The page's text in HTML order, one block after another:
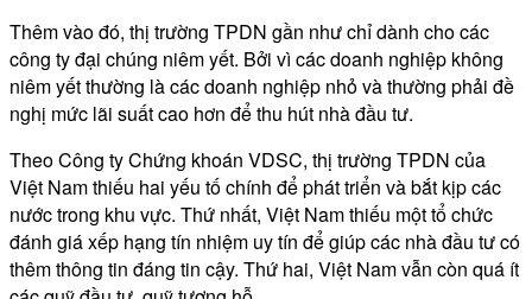
Thêm vào đó, thị trường TPDN gần như chỉ dành cho các
công ty đại chúng niêm yết. Bởi vì các doanh nghiệp không
niêm yết thường là các doanh nghiệp nhỏ và thường phải đề
nghị mức lãi suất cao hơn để thu hút nhà đầu tư.
Theo Công ty Chứng khoán VDSC, thị trường TPDN của
Việt Nam thiếu hai yếu tố chính để phát triển và bắt kịp các
nước trong khu vực. Thứ nhất, Việt Nam thiếu một tổ chức
đánh giá xếp hạng tín nhiệm uy tín để giúp các nhà đầu tư có
thêm thông tin đáng tin cậy. Thứ hai, Việt Nam vẫn còn quá ít